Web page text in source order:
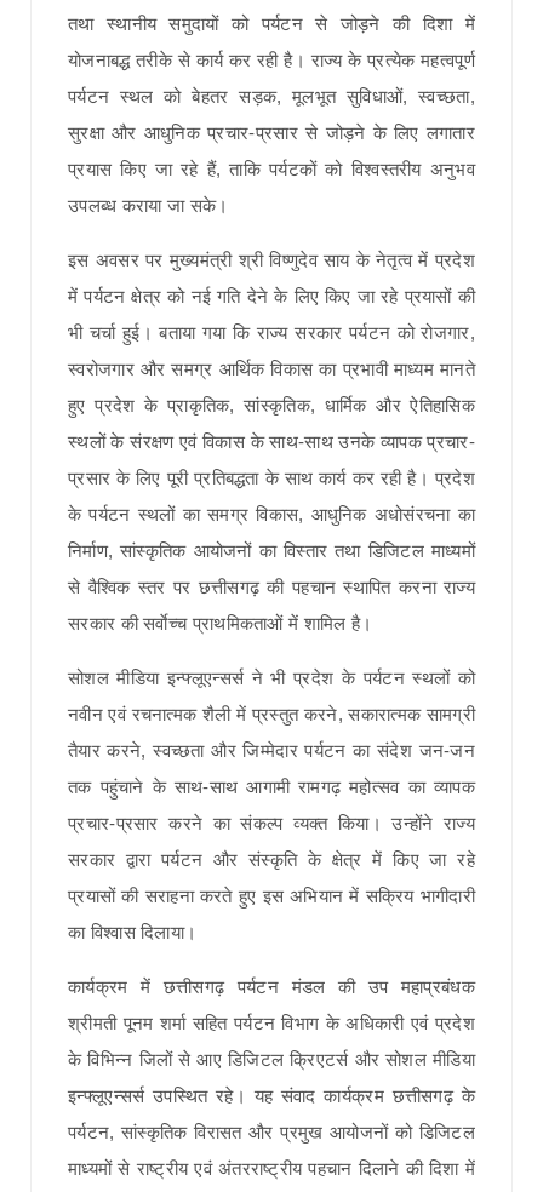
तथा स्थानीय समुदायों को पर्यटन से जोड़ने की दिशा में
योजनाबद्ध तरीके से कार्य कर रही है। राज्य के प्रत्येक महत्वपूर्ण
पर्यटन स्थल को बेहतर सड़क, मूलभूत सुविधाओं, स्वच्छता,
सुरक्षा और आधुनिक प्रचार-प्रसार से जोड़ने के लिए लगातार
प्रयास किए जा रहे हैं, ताकि पर्यटकों को विश्वस्तरीय अनुभव
उपलब्ध कराया जा सके।
इस अवसर पर मुख्यमंत्री श्री विष्णुदेव साय के नेतृत्व में प्रदेश
में पर्यटन क्षेत्र को नई गति देने के लिए किए जा रहे प्रयासों की
भी चर्चा हुई। बताया गया कि राज्य सरकार पर्यटन को रोजगार,
स्वरोजगार और समग्र आर्थिक विकास का प्रभावी माध्यम मानते
हुए प्रदेश के प्राकृतिक, सांस्कृतिक, धार्मिक और ऐतिहासिक
स्थलों के संरक्षण एवं विकास के साथ-साथ उनके व्यापक प्रचार-
प्रसार के लिए पूरी प्रतिबद्धता के साथ कार्य कर रही है। प्रदेश
के पर्यटन स्थलों का समग्र विकास, आधुनिक अधोसंरचना का
निर्माण, सांस्कृतिक आयोजनों का विस्तार तथा डिजिटल माध्यमों
से वैश्विक स्तर पर छत्तीसगढ़ की पहचान स्थापित करना राज्य
सरकार की सर्वाेच्च प्राथमिकताओं में शामिल है।
सोशल मीडिया इन्फ्लूएन्सर्स ने भी प्रदेश के पर्यटन स्थलों को
नवीन एवं रचनात्मक शैली में प्रस्तुत करने, सकारात्मक सामग्री
तैयार करने, स्वच्छता और जिम्मेदार पर्यटन का संदेश जन-जन
तक पहुंचाने के साथ-साथ आगामी रामगढ़ महोत्सव का व्यापक
प्रचार-प्रसार करने का संकल्प व्यक्त किया। उन्होंने राज्य
सरकार द्वारा पर्यटन और संस्कृति के क्षेत्र में किए जा रहे
प्रयासों की सराहना करते हुए इस अभियान में सक्रिय भागीदारी
का विश्वास दिलाया।
कार्यक्रम में छत्तीसगढ़ पर्यटन मंडल की उप महाप्रबंधक
श्रीमती पूनम शर्मा सहित पर्यटन विभाग के अधिकारी एवं प्रदेश
के विभिन्न जिलों से आए डिजिटल क्रिएटर्स और सोशल मीडिया
इन्फ्लूएन्सर्स उपस्थित रहे। यह संवाद कार्यक्रम छत्तीसगढ़ के
पर्यटन, सांस्कृतिक विरासत और प्रमुख आयोजनों को डिजिटल
माध्यमों से राष्ट्रीय एवं अंतरराष्ट्रीय पहचान दिलाने की दिशा में